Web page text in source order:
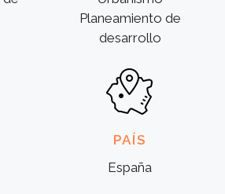
Planeamiento de
desarrollo
PAÍS
España